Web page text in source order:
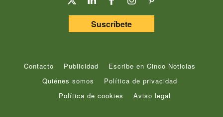
Suscríbete
Contacto Publicidad
Escribe en Cinco Noticias
Quiénes somos
Política de privacidad
Política de cookies
Aviso legal